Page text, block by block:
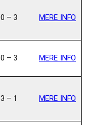
0 – 3 MERE INFO
0 – 3 MERE INFO
3 – 1 MERE INFO